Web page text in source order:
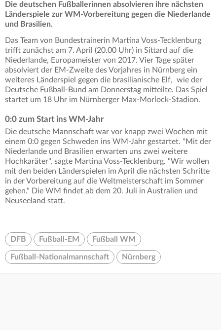
Die deutschen Fußballerinnen absolvieren ihre nächsten
Länderspiele zur WM-Vorbereitung gegen die Niederlande
und Brasilien.
Das Team von Bundestrainerin Martina Voss-Tecklenburg
trifft zunächst am 7. April (20.00 Uhr) in Sittard auf die
Niederlande, Europameister von 2017. Vier Tage später
absolviert der EM-Zweite des Vorjahres in Nürnberg ein
weiteres Länderspiel gegen die brasilianische Elf, wie der
Deutsche Fußball-Bund am Donnerstag mitteilte. Das Spiel
startet um 18 Uhr im Nürnberger Max-Morlock-Stadion.
0:0 zum Start ins WM-Jahr
Die deutsche Mannschaft war vor knapp zwei Wochen mit
einem 0:0 gegen Schweden ins WM-Jahr gestartet. "Mit der
Niederlande und Brasilien erwarten uns zwei weitere
Hochkaräter", sagte Martina Voss-Tecklenburg. "Wir wollen
mit den beiden Länderspielen im April die nächsten Schritte
in der Vorbereitung auf die Weltmeisterschaft im Sommer
gehen." Die WM findet ab dem 20. Juli in Australien und
Neuseeland statt.
DFB Fußball-EM Fußball WM
Fußball-Nationalmannschaft Nürnberg